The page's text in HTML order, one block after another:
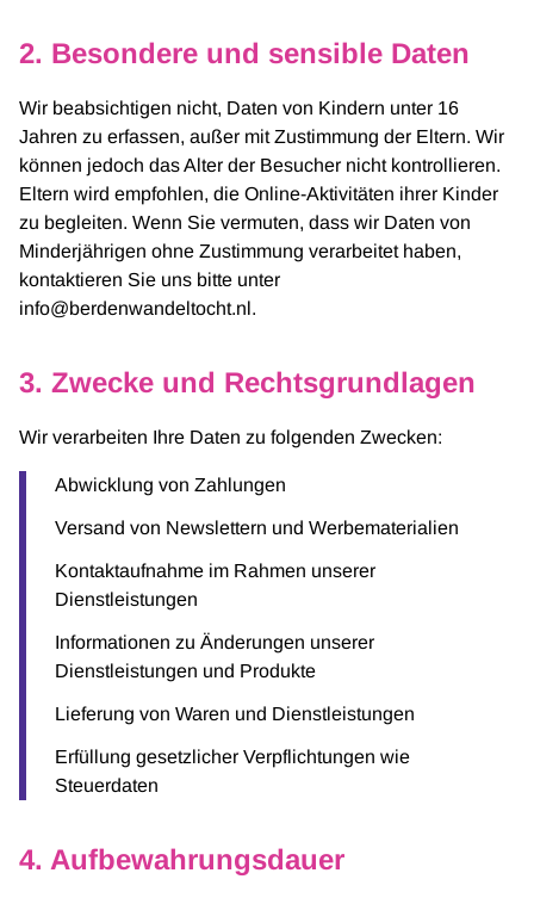
2. Besondere und sensible Daten
Wir beabsichtigen nicht, Daten von Kindern unter 16
Jahren zu erfassen, außer mit Zustimmung der Eltern. Wir
können jedoch das Alter der Besucher nicht kontrollieren.
Eltern wird empfohlen, die Online-Aktivitäten ihrer Kinder
zu begleiten. Wenn Sie vermuten, dass wir Daten von
Minderjährigen ohne Zustimmung verarbeitet haben,
kontaktieren Sie uns bitte unter
info@berdenwandeltocht.nl.
3. Zwecke und Rechtsgrundlagen
Wir verarbeiten Ihre Daten zu folgenden Zwecken:
Abwicklung von Zahlungen
Versand von Newslettern und Werbematerialien
Kontaktaufnahme im Rahmen unserer
Dienstleistungen
Informationen zu Änderungen unserer
Dienstleistungen und Produkte
Lieferung von Waren und Dienstleistungen
Erfüllung gesetzlicher Verpflichtungen wie
Steuerdaten
4. Aufbewahrungsdauer